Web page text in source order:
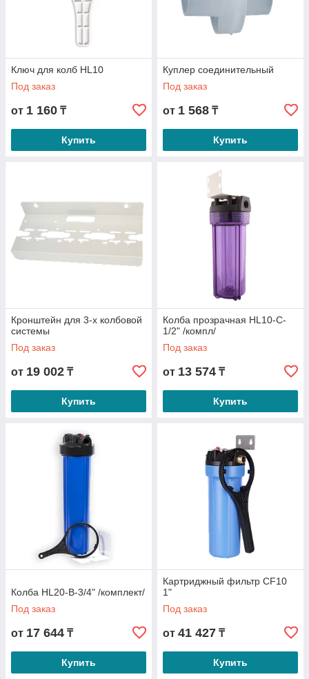
Ключ для колб HL10
Под заказ
от 1 160 ₸
Купить
Куплер соединительный
Под заказ
от 1 568 ₸
Купить
Кронштейн для 3-х колбовой
системы
Под заказ
от 19 002 ₸
Купить
Колба прозрачная HL10-C-
1/2" /компл/
Под заказ
от 13 574 ₸
Купить
Колба HL20-B-3/4" /комплект/
Под заказ
от 17 644 ₸
Купить
Картриджный фильтр CF10
1"
Под заказ
от 41 427 ₸
Купить